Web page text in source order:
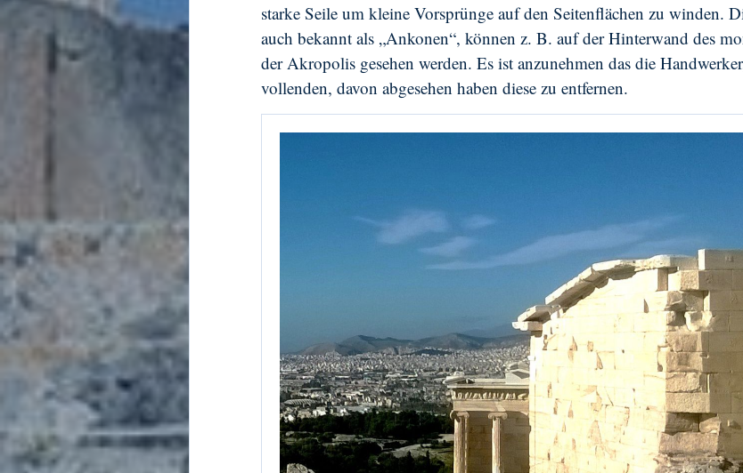
starke Seile um kleine Vorsprünge auf den Seitenflächen zu winden.
auch bekannt als „Ankonen“, können z. B. auf der Hinterwand des
der Akropolis gesehen werden. Es ist anzunehmen das die
vollenden, davon abgesehen haben diese zu entfernen.